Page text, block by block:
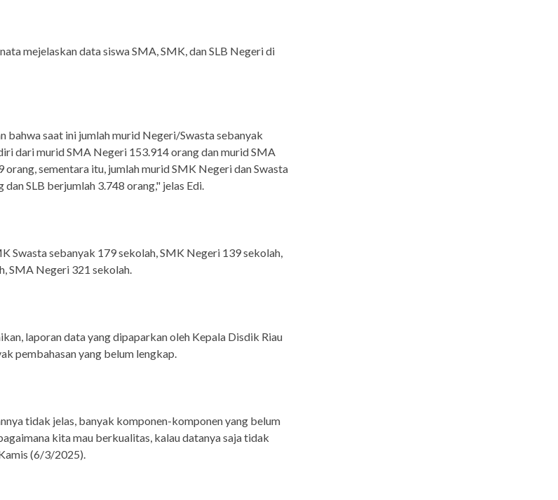
mejelaskan data siswa SMA, SMK, dan SLB Negeri di
bahwa saat ini jumlah murid Negeri/Swasta sebanyak
dari murid SMA Negeri 153.914 orang dan murid SMA
orang, sementara itu, jumlah murid SMK Negeri dan Swasta
SLB berjumlah 3.748 orang," jelas Edi.
Swasta sebanyak 179 sekolah, SMK Negeri 139 sekolah,
SMA Negeri 321 sekolah.
laporan data yang dipaparkan oleh Kepala Disdik Riau
pembahasan yang belum lengkap.
tidak jelas, banyak komponen-komponen yang belum
kita mau berkualitas, kalau datanya saja tidak
(6/3/2025).